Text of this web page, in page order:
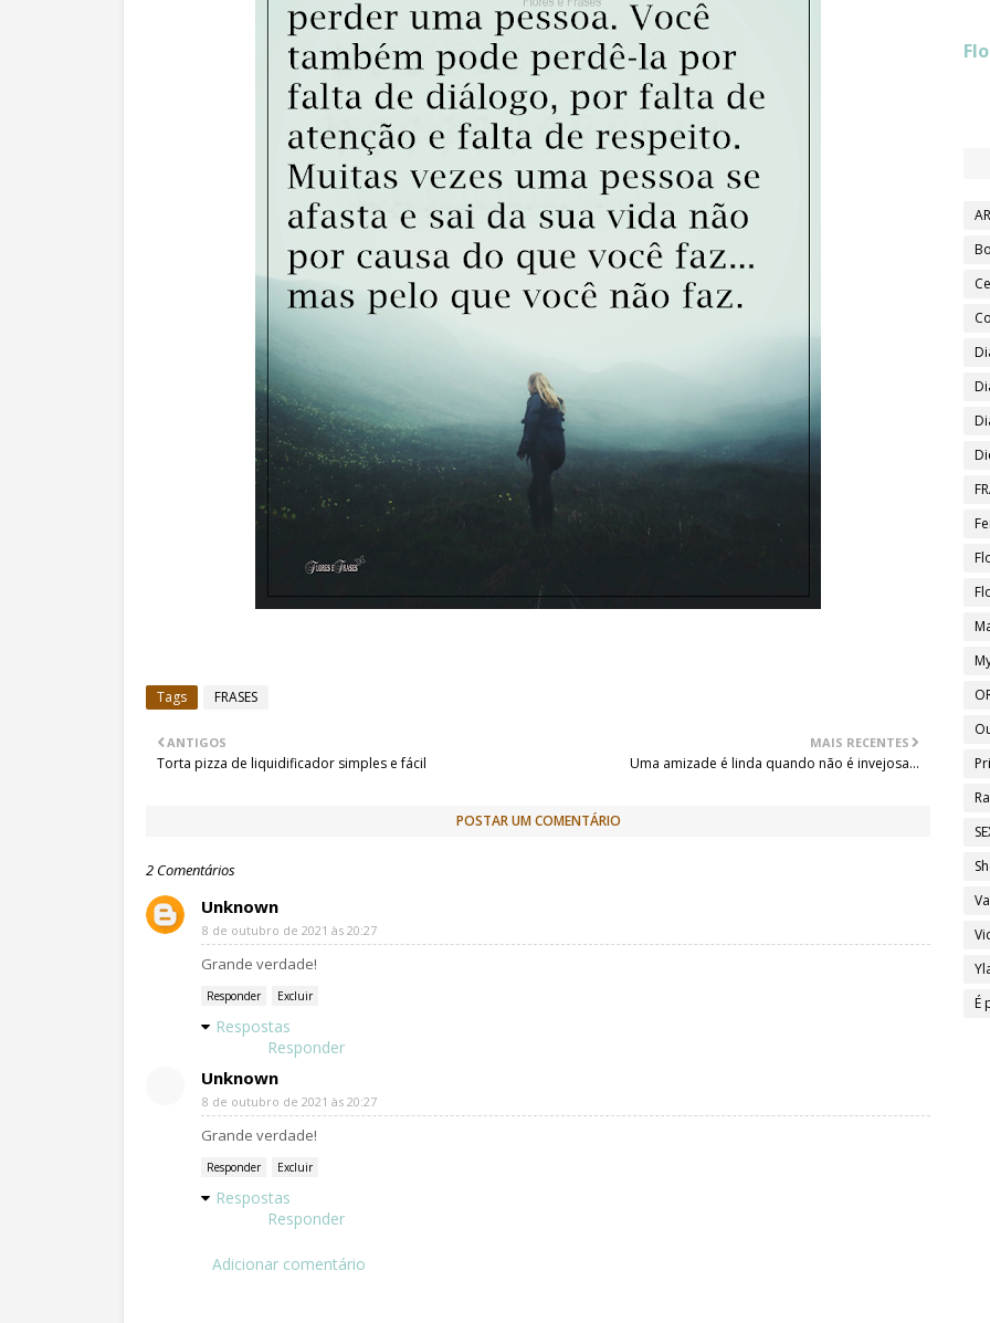
Tags FRASES
MAIS RECENTES
Uma amizade é linda quando não é invejosa...
ANTIGOS
Torta pizza de liquidificador simples e fácil
POSTAR UM COMENTÁRIO
2 Comentários
Unknown
8 de outubro de 2021 às 20:27
Grande verdade!
Responder Excluir
Respostas
Responder
Unknown
8 de outubro de 2021 às 20:27
Grande verdade!
Responder Excluir
Respostas
Responder
Adicionar comentário
É